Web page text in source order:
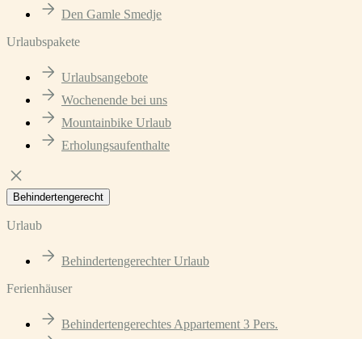
Den Gamle Smedje
Urlaubspakete
Urlaubsangebote
Wochenende bei uns
Mountainbike Urlaub
Erholungsaufenthalte
Behindertengerecht
Urlaub
Behindertengerechter Urlaub
Ferienhäuser
Behindertengerechtes Appartement 3 Pers.